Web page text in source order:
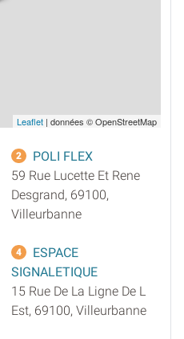
Leaflet | données © OpenStreetMap
2
POLI FLEX
59 Rue Lucette Et Rene
Desgrand, 69100,
Villeurbanne
4
ESPACE
SIGNALETIQUE
15 Rue De La Ligne De L
Est, 69100, Villeurbanne